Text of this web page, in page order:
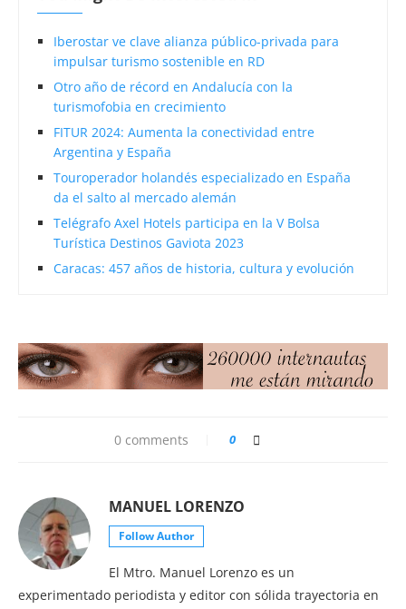
Iberostar ve clave alianza público-privada para
impulsar turismo sostenible en RD
Otro año de récord en Andalucía con la
turismofobia en crecimiento
FITUR 2024: Aumenta la conectividad entre
Argentina y España
Touroperador holandés especializado en España
da el salto al mercado alemán
Telégrafo Axel Hotels participa en la V Bolsa
Turística Destinos Gaviota 2023
Caracas: 457 años de historia, cultura y evolución
0 comments 0
MANUEL LORENZO
Follow Author
El Mtro. Manuel Lorenzo es un
experimentado periodista y editor con sólida trayectoria en